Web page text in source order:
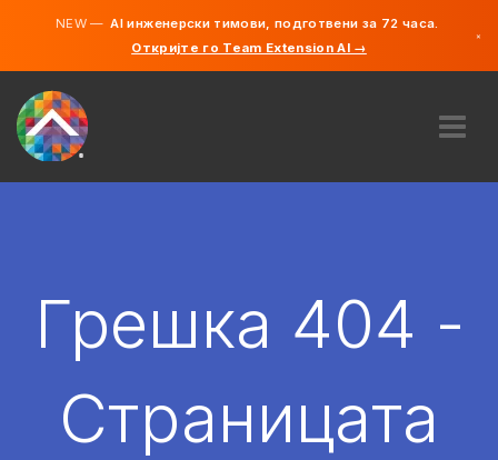
NEW —AI инженерски тимови, подготвени за 72 часа.
Откријте го Team Extension AI →
×
АНГАЖИРАЈ
Грешка 404 -
Страницата